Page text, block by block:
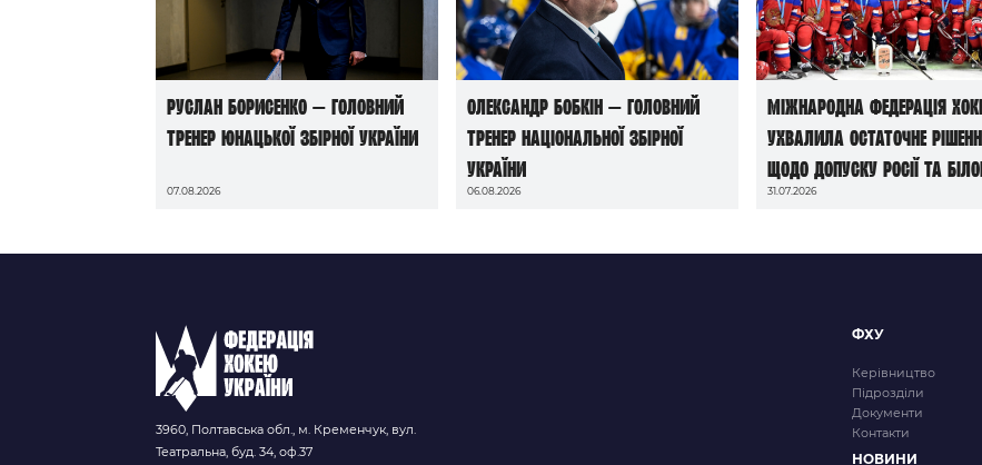
Руслан Борисенко — головний
тренер юнацької збірної України
07.08.2026
Олександр Бобкін — головний
тренер національної збірної
України
06.08.2026
Міжнародна федерація
ухвалила остаточне
щодо допуску росії та
до чемпіонатів світу сезону
31.07.2026
3960, Полтавська обл., м. Кременчук, вул.
Театральна, буд. 34, оф.37
ФХУ
Керівництво
Підрозділи
Документи
Контакти
НОВИНИ